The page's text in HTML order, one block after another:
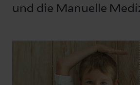
und die Manuelle